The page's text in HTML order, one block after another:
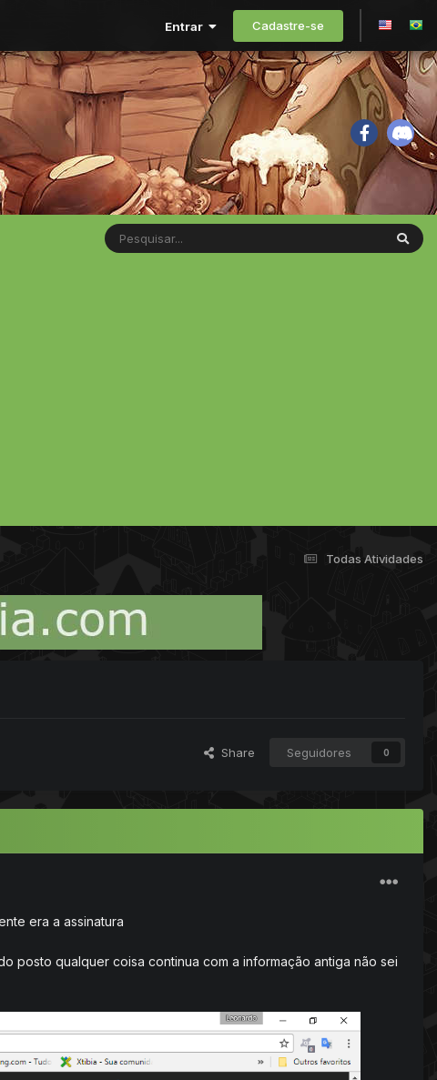
Entrar Cadastre-se
Todas Atividades
Share Seguidores 0
era a assinatura
posto qualquer coisa continua com a informação antiga não sei